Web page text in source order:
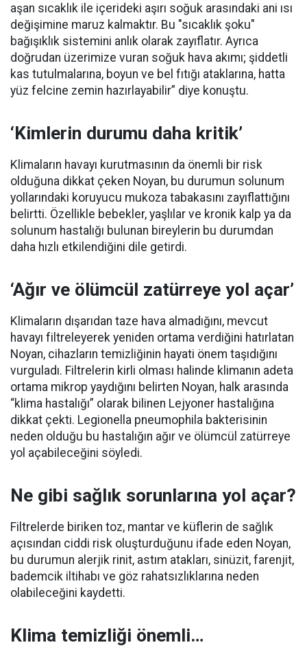
aşan sıcaklık ile içerideki aşırı soğuk arasındaki ani ısı
değişimine maruz kalmaktır. Bu "sıcaklık şoku"
bağışıklık sistemini anlık olarak zayıflatır. Ayrıca
doğrudan üzerimize vuran soğuk hava akımı; şiddetli
kas tutulmalarına, boyun ve bel fıtığı ataklarına, hatta
yüz felcine zemin hazırlayabilir” diye konuştu.
‘Kimlerin durumu daha kritik’
Klimaların havayı kurutmasının da önemli bir risk
olduğuna dikkat çeken Noyan, bu durumun solunum
yollarındaki koruyucu mukoza tabakasını zayıflattığını
belirtti. Özellikle bebekler, yaşlılar ve kronik kalp ya da
solunum hastalığı bulunan bireylerin bu durumdan
daha hızlı etkilendiğini dile getirdi.
‘Ağır ve ölümcül zatürreye yol açar’
Klimaların dışarıdan taze hava almadığını, mevcut
havayı filtreleyerek yeniden ortama verdiğini hatırlatan
Noyan, cihazların temizliğinin hayati önem taşıdığını
vurguladı. Filtrelerin kirli olması halinde klimanın adeta
ortama mikrop yaydığını belirten Noyan, halk arasında
“klima hastalığı” olarak bilinen Lejyoner hastalığına
dikkat çekti. Legionella pneumophila bakterisinin
neden olduğu bu hastalığın ağır ve ölümcül zatürreye
yol açabileceğini söyledi.
Ne gibi sağlık sorunlarına yol açar?
Filtrelerde biriken toz, mantar ve küflerin de sağlık
açısından ciddi risk oluşturduğunu ifade eden Noyan,
bu durumun alerjik rinit, astım atakları, sinüzit, farenjit,
bademcik iltihabı ve göz rahatsızlıklarına neden
olabileceğini kaydetti.
Klima temizliği önemli…